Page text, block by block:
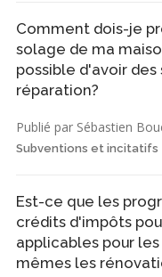
Comment dois-je
solage de ma
possible d'avoir
réparation?
Publié par Sébastien
Subventions et incitatifs
Est-ce que les
crédits d'impôts
applicables pour
mêmes les